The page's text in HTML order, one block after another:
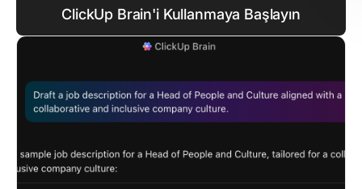
ClickUp Brain'i Kullanmaya Başlayın